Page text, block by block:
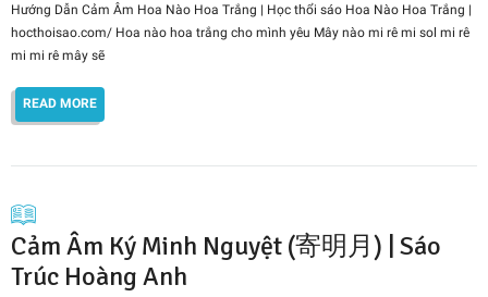
Hướng Dẫn Cảm Âm Hoa Nào Hoa Trắng | Học thổi sáo Hoa Nào Hoa Trắng |
hocthoisao.com/ Hoa nào hoa trắng cho mình yêu Mây nào mi rê mi sol mi rê
mi mi rê mây sẽ
READ MORE
Cảm Âm Ký Minh Nguyệt (寄明月) | Sáo
Trúc Hoàng Anh